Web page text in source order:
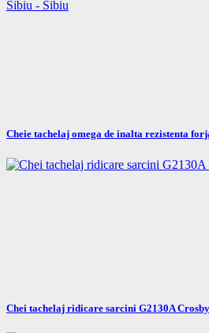
Cheie tachelaj omega de inalta rezistenta
Chei tachelaj ridicare sarcini G2130A Crosby